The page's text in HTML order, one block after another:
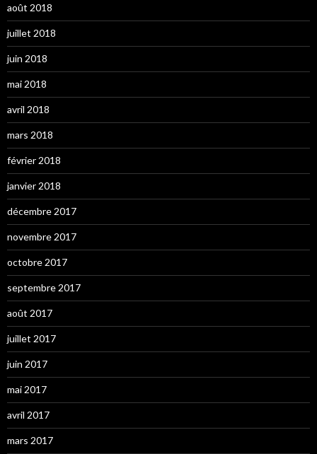
août 2018
juillet 2018
juin 2018
mai 2018
avril 2018
mars 2018
février 2018
janvier 2018
décembre 2017
novembre 2017
octobre 2017
septembre 2017
août 2017
juillet 2017
juin 2017
mai 2017
avril 2017
mars 2017